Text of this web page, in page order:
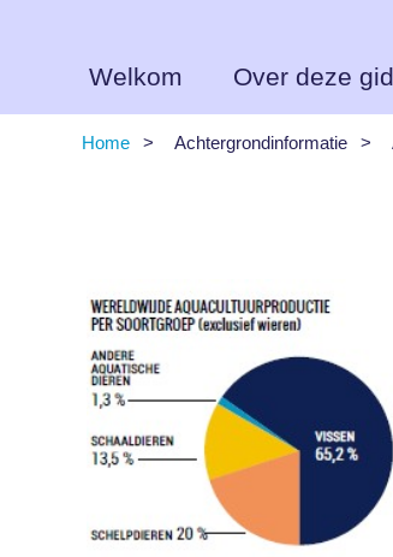
gaan
Welkom Over deze
Home Achtergrondinformatie